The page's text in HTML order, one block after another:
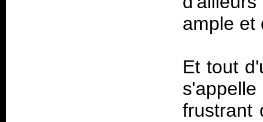
ample et
Et tout
frustrant